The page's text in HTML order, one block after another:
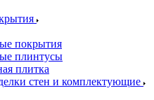
покрытия
плинтусы
плитка
стен и комплектующие